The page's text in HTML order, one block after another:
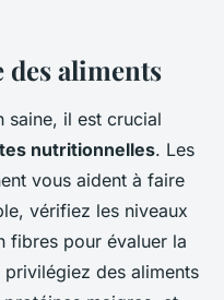
des aliments
saine, il est crucial
nutritionnelles. Les
vous aident à faire
vérifiez les niveaux
fibres pour évaluer la
des aliments